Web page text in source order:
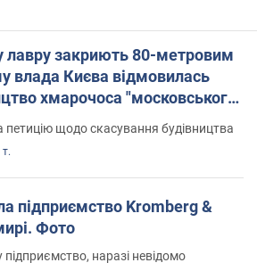
лавру закриють 80-метровим
влада Києва відмовилась
хмарочоса "московського
петицію щодо скасування будівництва
підприємство Kromberg &
Фото
наразі невідомо